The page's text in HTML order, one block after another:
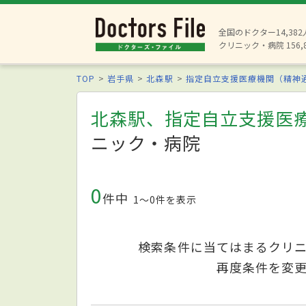
全国のドクター14,382
クリニック・病院
TOP 岩手県 北森駅 指定自立支援医療機関（精神
北森駅、指定自立支援医
ニック・病院
0件中 1〜0件を表示
検索条件に当てはまるクリ
再度条件を変